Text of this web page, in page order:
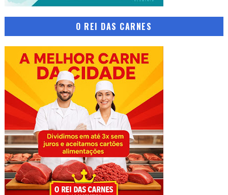
O REI DAS CARNES